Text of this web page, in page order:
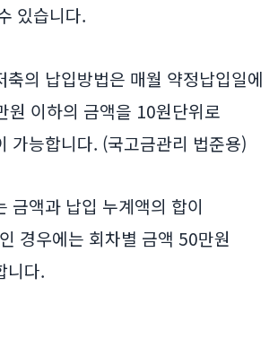
있습니다.
축의 납입방법은 매월 약정납입일에
원 이하의 금액을 10원단위로
가능합니다. (국고금관리 법준용)
금액과 납입 누계액의 합이
경우에는 회차별 금액 50만원
니다.